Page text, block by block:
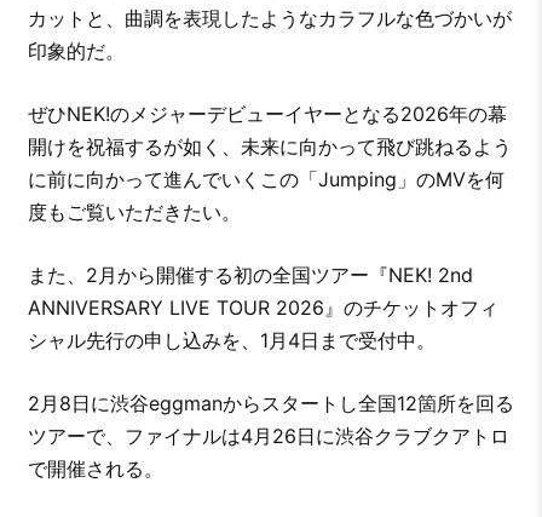
カットと、曲調を表現したようなカラフルな色づかいが
印象的だ。
ぜひNEK!のメジャーデビューイヤーとなる2026年の幕
開けを祝福するが如く、未来に向かって飛び跳ねるよう
に前に向かって進んでいくこの「Jumping」のMVを何
度もご覧いただきたい。
また、2月から開催する初の全国ツアー『NEK! 2nd
ANNIVERSARY LIVE TOUR 2026』のチケットオフィ
シャル先行の申し込みを、1月4日まで受付中。
2月8日に渋谷eggmanからスタートし全国12箇所を回る
ツアーで、ファイナルは4月26日に渋谷クラブクアトロ
で開催される。